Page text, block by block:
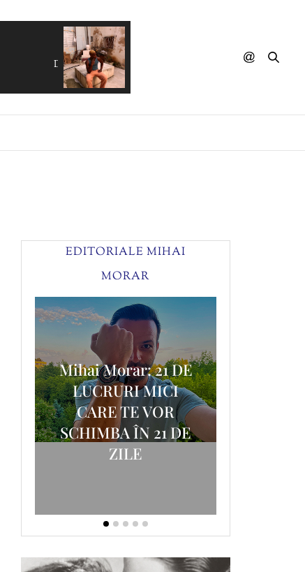
DOPE LEMON - Rose Pink Cadillac
EDITORIALE MIHAI
MORAR
Mihai Morar: 21 DE
LUCRURI MICI
CARE TE VOR
SCHIMBA ÎN 21 DE
ZILE